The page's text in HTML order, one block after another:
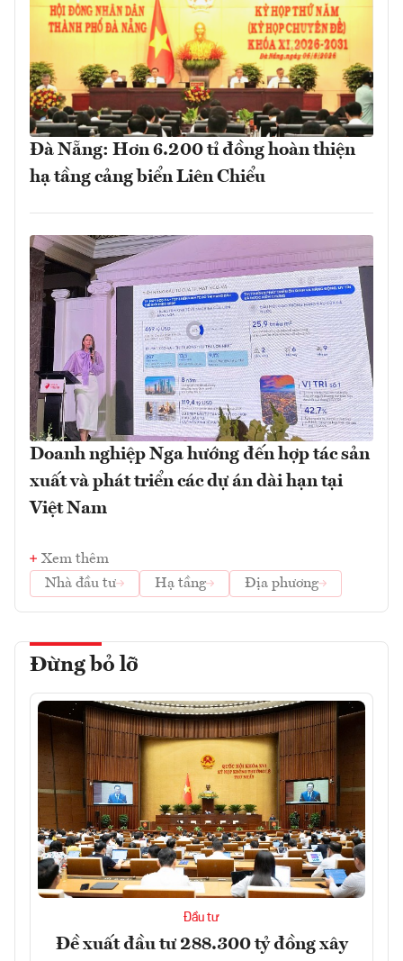
Đà Nẵng: Hơn 6.200 tỉ đồng hoàn thiện
hạ tầng cảng biển Liên Chiểu
Doanh nghiệp Nga hướng đến hợp tác sản
xuất và phát triển các dự án dài hạn tại
Việt Nam
Xem thêm
Nhà đầu tư
Hạ tầng Địa phương
Đừng bỏ lỡ
Đầu tư
Đề xuất đầu tư 288.300 tỷ đồng xây